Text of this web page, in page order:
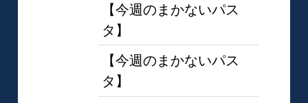
【今週のまかないパス
タ】
【今週のまかないパス
タ】